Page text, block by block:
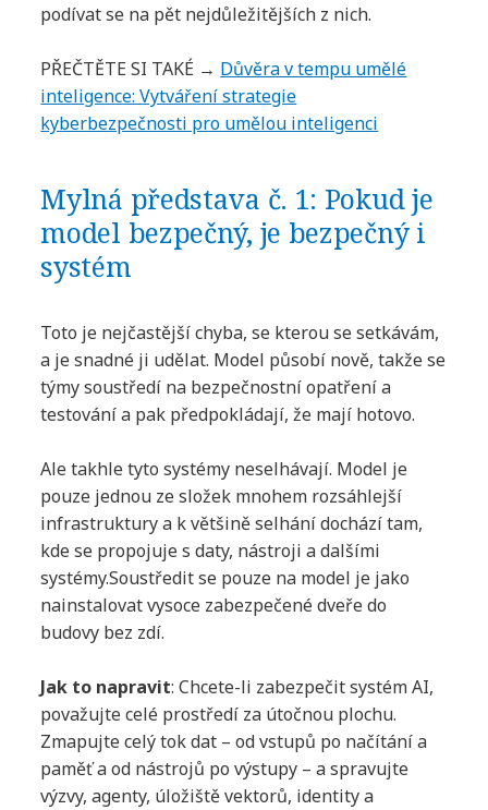
podívat se na pět nejdůležitějších z nich.
PŘEČTĚTE SI TAKÉ → Důvěra v tempu umělé
inteligence: Vytváření strategie
kyberbezpečnosti pro umělou inteligenci
Mylná představa č. 1: Pokud je
model bezpečný, je bezpečný i
systém
Toto je nejčastější chyba, se kterou se setkávám,
a je snadné ji udělat. Model působí nově, takže se
týmy soustředí na bezpečnostní opatření a
testování a pak předpokládají, že mají hotovo.
Ale takhle tyto systémy neselhávají. Model je
pouze jednou ze složek mnohem rozsáhlejší
infrastruktury a k většině selhání dochází tam,
kde se propojuje s daty, nástroji a dalšími
systémy.Soustředit se pouze na model je jako
nainstalovat vysoce zabezpečené dveře do
budovy bez zdí.
Jak to napravit: Chcete-li zabezpečit systém AI,
považujte celé prostředí za útočnou plochu.
Zmapujte celý tok dat – od vstupů po načítání a
paměť a od nástrojů po výstupy – a spravujte
výzvy, agenty, úložiště vektorů, identity a